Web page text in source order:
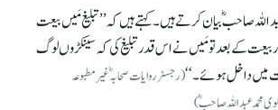
صاحبؓ بیان کرتے ہیں۔ کہتے ہیں کہ ’’تبلیغ مَیں بیعت
بیعت کے بعد تو مَیں نے اس قدر تبلیغ کی کہ سینکڑوں لوگ
داخل ہوئے۔‘‘(رجسٹر روایات صحابہؓ غیر مطبوعہ